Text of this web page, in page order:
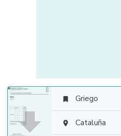

 Griego
 Cataluña